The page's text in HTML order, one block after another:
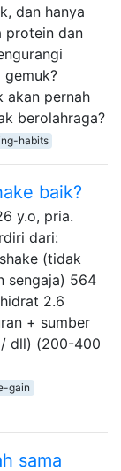
dan hanya
protein dan
gemuk?
akan pernah
berolahraga?
habits
baik?
y.o, pria.
dari:
(tidak
sengaja) 564
2.6
+ sumber
dll) (200-400
gain
sama